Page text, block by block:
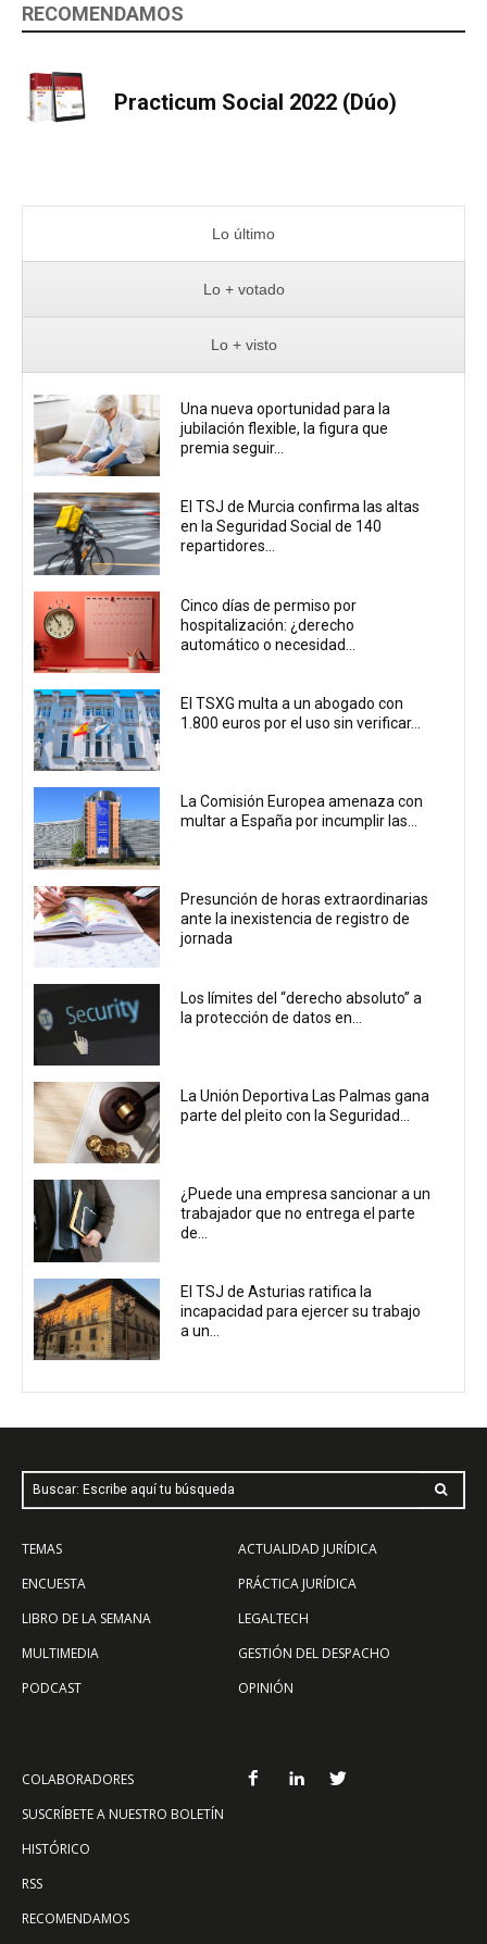
RECOMENDAMOS
Practicum Social 2022 (Dúo)
Lo último
Lo + votado
Lo + visto
Una nueva oportunidad para la
jubilación flexible, la figura que
premia seguir...
El TSJ de Murcia confirma las altas
en la Seguridad Social de 140
repartidores...
Cinco días de permiso por
hospitalización: ¿derecho
automático o necesidad...
El TSXG multa a un abogado con
1.800 euros por el uso sin verificar...
La Comisión Europea amenaza con
multar a España por incumplir las...
Presunción de horas extraordinarias
ante la inexistencia de registro de
jornada
Los límites del “derecho absoluto” a
la protección de datos en...
La Unión Deportiva Las Palmas gana
parte del pleito con la Seguridad...
¿Puede una empresa sancionar a un
trabajador que no entrega el parte
de...
El TSJ de Asturias ratifica la
incapacidad para ejercer su trabajo
a un...
Buscar: Escribe aquí tu búsqueda
TEMAS
ENCUESTA
LIBRO DE LA SEMANA
MULTIMEDIA
PODCAST
ACTUALIDAD JURÍDICA
PRÁCTICA JURÍDICA
LEGALTECH
GESTIÓN DEL DESPACHO
OPINIÓN
COLABORADORES
SUSCRÍBETE A NUESTRO BOLETÍN
HISTÓRICO
RSS
RECOMENDAMOS